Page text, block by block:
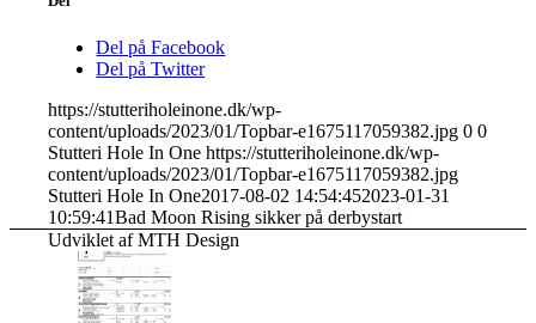
Del på Facebook
Del på Twitter
https://stutteriholeinone.dk/wp-
content/uploads/2023/01/Topbar-e1675117059382.jpg 0 0
Stutteri Hole In One https://stutteriholeinone.dk/wp-
content/uploads/2023/01/Topbar-e1675117059382.jpg
Stutteri Hole In One2017-08-02 14:54:452023-01-31
10:59:41Bad Moon Rising sikker på derbystart
Udviklet af MTH Design